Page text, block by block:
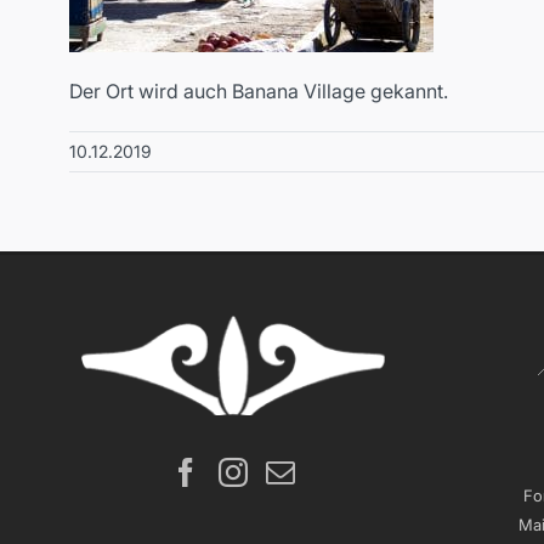
Der Ort wird auch Banana Village gekannt.
10.12.2019